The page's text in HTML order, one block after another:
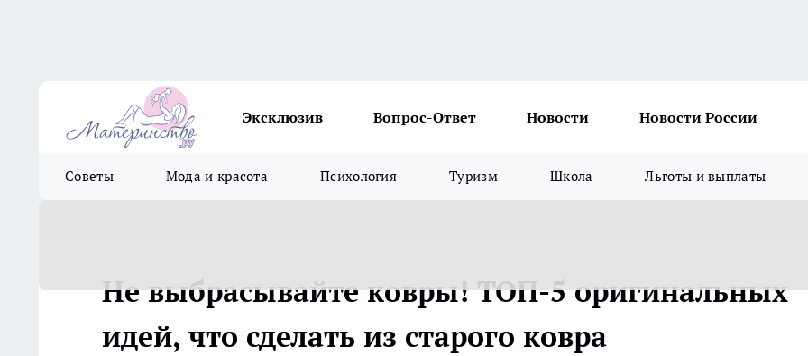
Эксклюзив Вопрос-Ответ Новости Новости России
Советы Мода и красота Психология Туризм Школа Льготы и выплаты
Не выбрасывайте ковры! ТОП-5 оригинальных
идей, что сделать из старого ковра